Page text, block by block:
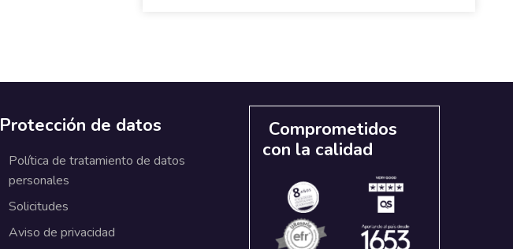
Protección de datos
Política de tratamiento de datos
personales
Solicitudes
Aviso de privacidad
Comprometidos
con la calidad